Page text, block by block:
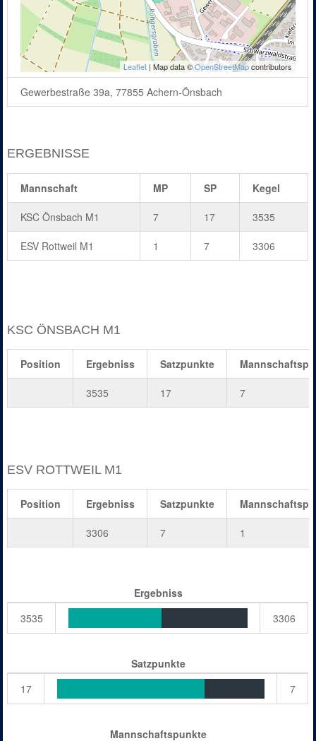
Leaflet| Map data ©OpenStreetMapcontributors
Gewerbestraße 39a, 77855 Achern-Önsbach
ERGEBNISSE
Mannschaft MP SP Kegel
KSC Önsbach M1 7 17 3535
ESV Rottweil M1 1 7 3306
KSC ÖNSBACH M1
Position Ergebniss Satzpunkte
3535 17 7
ESV ROTTWEIL M1
Position Ergebniss Satzpunkte
3306 7 1
Ergebniss
3535
3306
Satzpunkte
17
7
Mannschaftspunkte